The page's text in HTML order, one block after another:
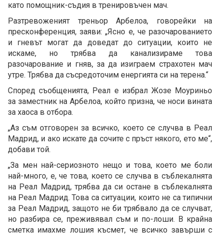
като помощник-съдия в тренировъчен мач.
Разтревоженият треньор Арбелоа, говорейки на
пресконференция, заяви: „Ясно е, че разочарованието
и гневът могат да доведат до ситуации, които не
искаме, но трябва да канализираме това
разочарование и гняв, за да изиграем страхотен мач
утре. Трябва да съсредоточим енергията си на терена.“
Според съобщенията, Реал е избрал Жозе Моуриньо
за заместник на Арбелоа, който призна, че носи вината
за хаоса в отбора.
„Аз съм отговорен за всичко, което се случва в Реал
Мадрид, и ако искате да сочите с пръст някого, ето ме“,
добави той.
„За мен най-сериозното нещо и това, което ме боли
най-много, е, че това, което се случва в съблекалнята
на Реал Мадрид, трябва да си остане в съблекалнята
на Реал Мадрид. Това са ситуации, които не са типични
за Реал Мадрид, защото не би трябвало да се случват,
но разбира се, преживявал съм и по-лоши. В крайна
сметка имахме лошия късмет, че всичко завърши с